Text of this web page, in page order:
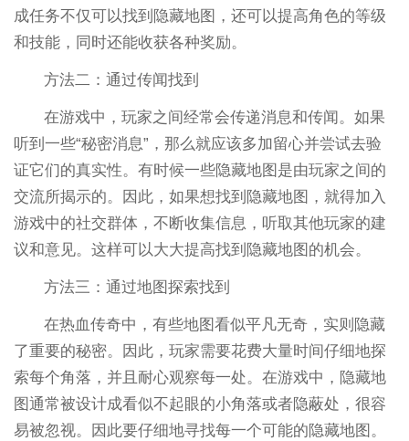
成任务不仅可以找到隐藏地图，还可以提高角色的等级
和技能，同时还能收获各种奖励。
方法二：通过传闻找到
在游戏中，玩家之间经常会传递消息和传闻。如果
听到一些“秘密消息”，那么就应该多加留心并尝试去验
证它们的真实性。有时候一些隐藏地图是由玩家之间的
交流所揭示的。因此，如果想找到隐藏地图，就得加入
游戏中的社交群体，不断收集信息，听取其他玩家的建
议和意见。这样可以大大提高找到隐藏地图的机会。
方法三：通过地图探索找到
在热血传奇中，有些地图看似平凡无奇，实则隐藏
了重要的秘密。因此，玩家需要花费大量时间仔细地探
索每个角落，并且耐心观察每一处。在游戏中，隐藏地
图通常被设计成看似不起眼的小角落或者隐蔽处，很容
易被忽视。因此要仔细地寻找每一个可能的隐藏地图。